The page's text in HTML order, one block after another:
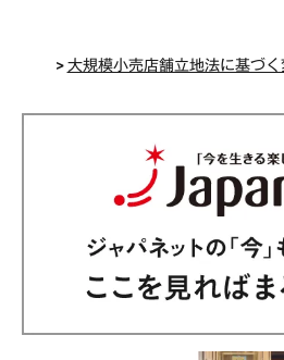
>大規模小売店舗立地法に基づ